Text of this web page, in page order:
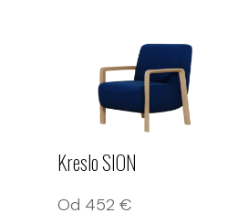
Kreslo SION
Od 452 €